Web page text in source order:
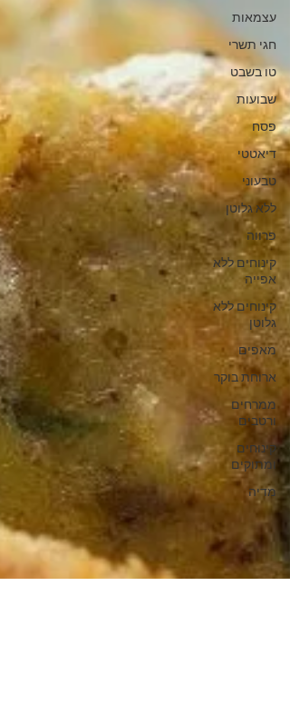
עצמאות
חגי תשרי
טו בשבט
שבועות
פסח
דיאטטי
טבעוני
ללא גלוטן
פרווה
קינוחים ללא
אפייה
קינוחים ללא
גלוטן
מאפים
ארוחת בוקר
ממרחים
ורטבים
קינוחים
ומתוקים
מדיה